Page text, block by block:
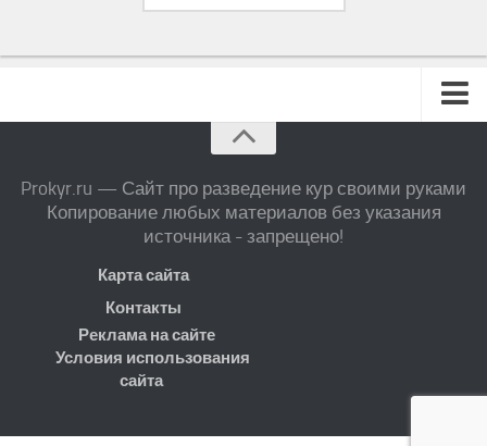
Prokyr.ru — Сайт про разведение кур своими руками
Копирование любых материалов без указания
источника - запрещено!
Карта сайта
Контакты
Реклама на сайте
Условия использования
сайта